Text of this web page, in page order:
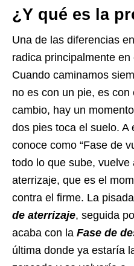
¿Y qué es la
Una de las diferencias
radica principalmente
Cuando caminamos
no es con un pie, es con
cambio, hay un
dos pies toca el suelo. A
conoce como “Fase de
todo lo que sube, vuelve
aterrizaje, que es el
contra el firme. La
de aterrizaje, seguida
acaba con la Fase de
última donde ya estaría